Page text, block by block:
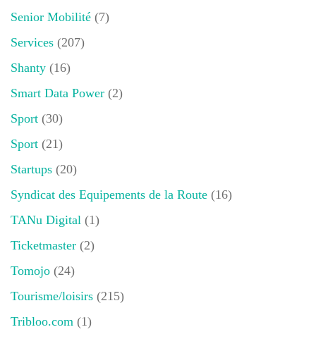
Senior Mobilité (7)
Services (207)
Shanty (16)
Smart Data Power (2)
Sport (30)
Sport (21)
Startups (20)
Syndicat des Equipements de la Route (16)
TANu Digital (1)
Ticketmaster (2)
Tomojo (24)
Tourisme/loisirs (215)
Tribloo.com (1)